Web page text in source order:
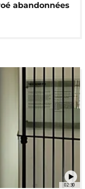
abandonnées
02:30